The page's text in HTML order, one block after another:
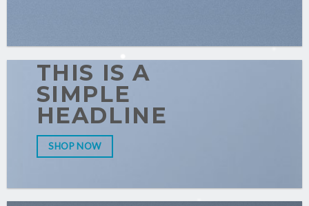
THIS IS A
SIMPLE
HEADLINE
SHOP NOW